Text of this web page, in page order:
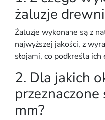
żaluzje
Żaluzje wykonane są z
najwyższej jakości, z
słojami, co podkreśla ich
2. Dla jakich
mm?